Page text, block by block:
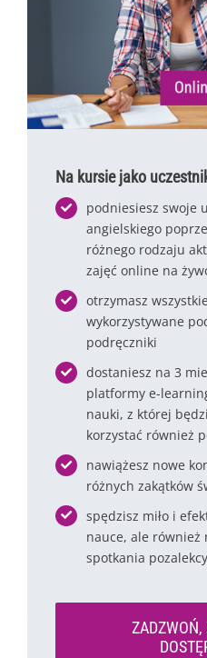
Na kursie jako
podniesiesz swoje
angielskiego
różnego rodzaju
zajęć online na
otrzymasz
wykorzystywane
podręczniki
dostaniesz na 3
platformy e-
nauki, z której
korzystać również
nawiążesz nowe
różnych zakątków
spędzisz miło i
nauce, ale również
spotkania
ZADZWOŃ,